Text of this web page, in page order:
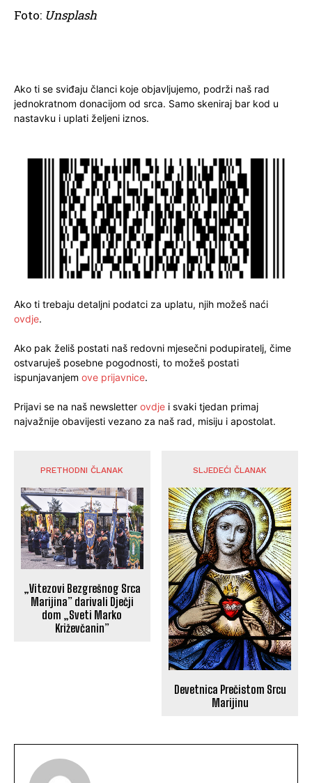
Foto: Unsplash
Ako ti se sviđaju članci koje objavljujemo, podrži naš rad
jednokratnom donacijom od srca. Samo skeniraj bar kod u
nastavku i uplati željeni iznos.
Ako ti trebaju detaljni podatci za uplatu, njih možeš naći
ovdje.
Ako pak želiš postati naš redovni mjesečni podupiratelj, čime
ostvaruješ posebne pogodnosti, to možeš postati
ispunjavanjem ove prijavnice.
Prijavi se na naš newsletter ovdje i svaki tjedan primaj
najvažnije obavijesti vezano za naš rad, misiju i apostolat.
PRETHODNI ČLANAK
„Vitezovi Bezgrešnog Srca
Marijina” darivali Dječji
dom „Sveti Marko
Križevčanin”
SLJEDEĆI ČLANAK
Devetnica Prečistom Srcu
Marijinu